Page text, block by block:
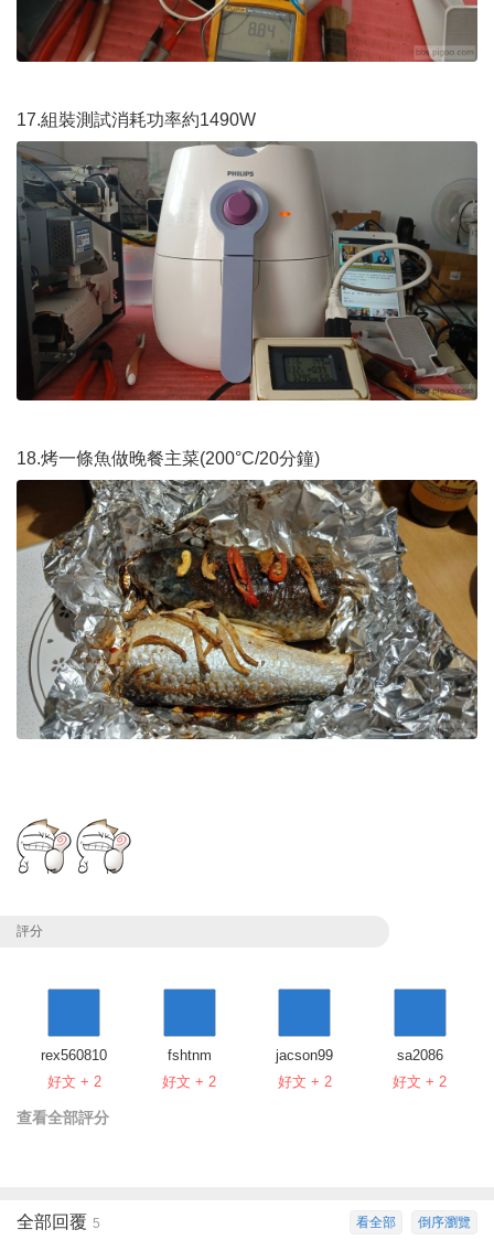
17.組裝測試消耗功率約1490W
18.烤一條魚做晚餐主菜(200°C/20分鐘)
評分
rex560810
好文 + 2
fshtnm
好文 + 2
jacson99
好文 + 2
sa2086
好文 + 2
查看全部評分
倒序瀏覽
看全部
全部回覆 5